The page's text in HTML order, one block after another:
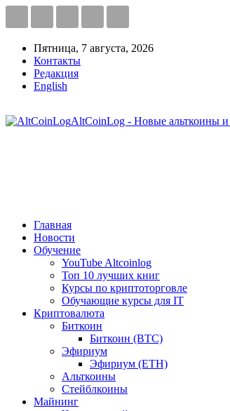
Пятница, 7 августа, 2026
Контакты
Редакция
English
AltCoinLog - Новые альткоины
Главная
Новости
Обучение
YouTube Altcoinlog
Топ 10 лучших книг
Курсы по криптоторговле
Обучающие курсы для IT
Криптовалюта
Биткоин
Биткоин (BTC)
Эфириум
Эфириум (ETH)
Альткоины
Стейблкоины
Майнинг